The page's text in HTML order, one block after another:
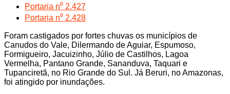
Portaria n⁰ 2.427
Portaria n⁰ 2.428
Foram castigados por fortes chuvas os municípios de
Canudos do Vale, Dilermando de Aguiar, Espumoso,
Formigueiro, Jacuizinho, Júlio de Castilhos, Lagoa
Vermelha, Pantano Grande, Sananduva, Taquari e
Tupanciretã, no Rio Grande do Sul. Já Beruri, no Amazonas,
foi atingido por inundações.